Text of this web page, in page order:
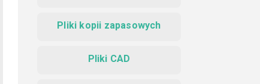
Pliki kopii zapasowych
Pliki CAD